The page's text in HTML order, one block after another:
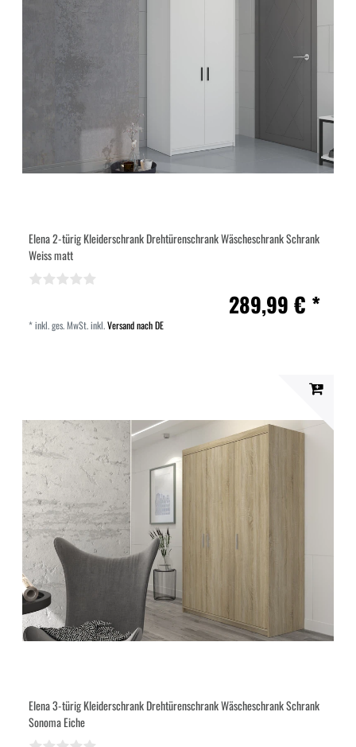
Elena 2-türig Kleiderschrank Drehtürenschrank Wäscheschrank Schrank
Weiss matt
289,99 € *
*inkl. ges. MwSt.inkl.Versand nach DE
Elena 3-türig Kleiderschrank Drehtürenschrank Wäscheschrank Schrank
Sonoma Eiche